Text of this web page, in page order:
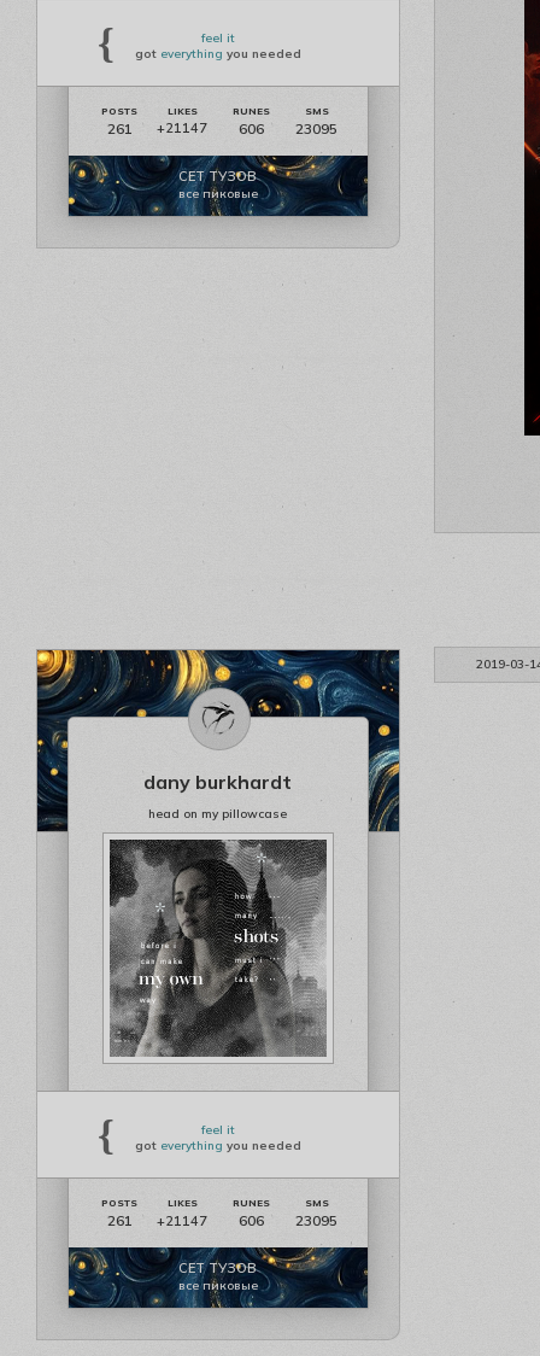
{
feel it
got everything you needed
261 +21147 606 23095
СЕТ ТУЗОВ
все пиковые
2019-03-
dany burkhardt
head on my pillowcase
{
feel it
got everything you needed
261 +21147 606 23095
СЕТ ТУЗОВ
все пиковые